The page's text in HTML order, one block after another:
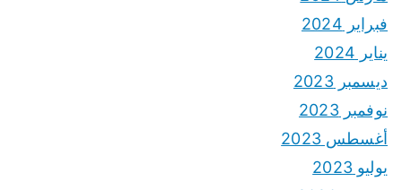
فبراير 2024
يناير 2024
ديسمبر 2023
نوفمبر 2023
أغسطس 2023
يوليو 2023